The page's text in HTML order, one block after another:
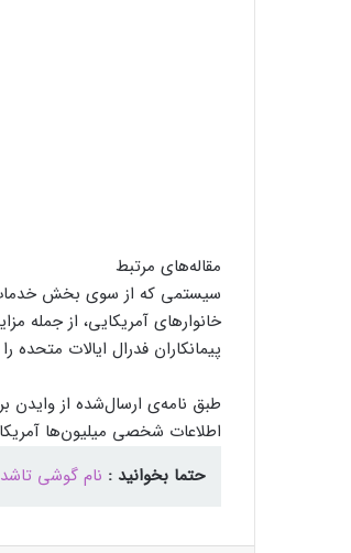
مقاله‌های مرتبط
خانوارهای آمریکایی، از جمله
پیمانکاران فدرال ایالات متحده
طبق نامه‌‌ی ارسال‌شده از وایدن
اطلاعات شخصی میلیون‌ها
حتما بخوانید : نام گوشی